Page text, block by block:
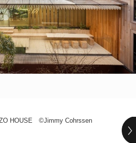
HOUSE ©Jimmy Cohrssen